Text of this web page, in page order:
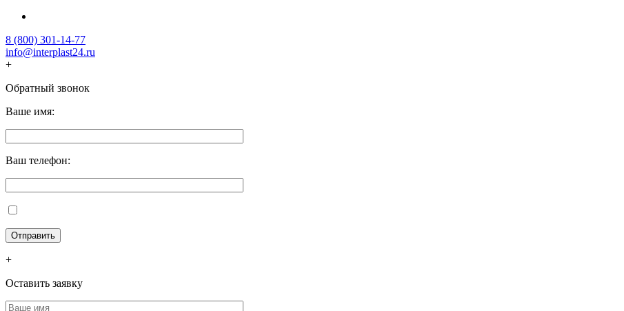
8 (800) 301-14-77
info@interplast24.ru
+
Обратный звонок
Ваше имя:
Ваш телефон:
+
Оставить заявку